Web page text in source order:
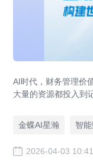
AI时代，财务管理价
大量的资源都投入到
战体系和支撑体系投
食”，支撑体系帮助
金蝶AI星瀚 智
2026-04-03